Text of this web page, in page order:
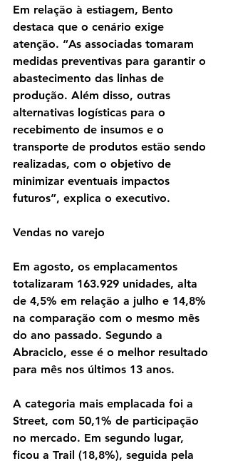
Em relação à estiagem, Bento
destaca que o cenário exige
atenção. “As associadas tomaram
medidas preventivas para garantir o
abastecimento das linhas de
produção. Além disso, outras
alternativas logísticas para o
recebimento de insumos e o
transporte de produtos estão sendo
realizadas, com o objetivo de
minimizar eventuais impactos
futuros”, explica o executivo.
Vendas no varejo
Em agosto, os emplacamentos
totalizaram 163.929 unidades, alta
de 4,5% em relação a julho e 14,8%
na comparação com o mesmo mês
do ano passado. Segundo a
Abraciclo, esse é o melhor resultado
para mês nos últimos 13 anos.
A categoria mais emplacada foi a
Street, com 50,1% de participação
no mercado. Em segundo lugar,
ficou a Trail (18,8%), seguida pela